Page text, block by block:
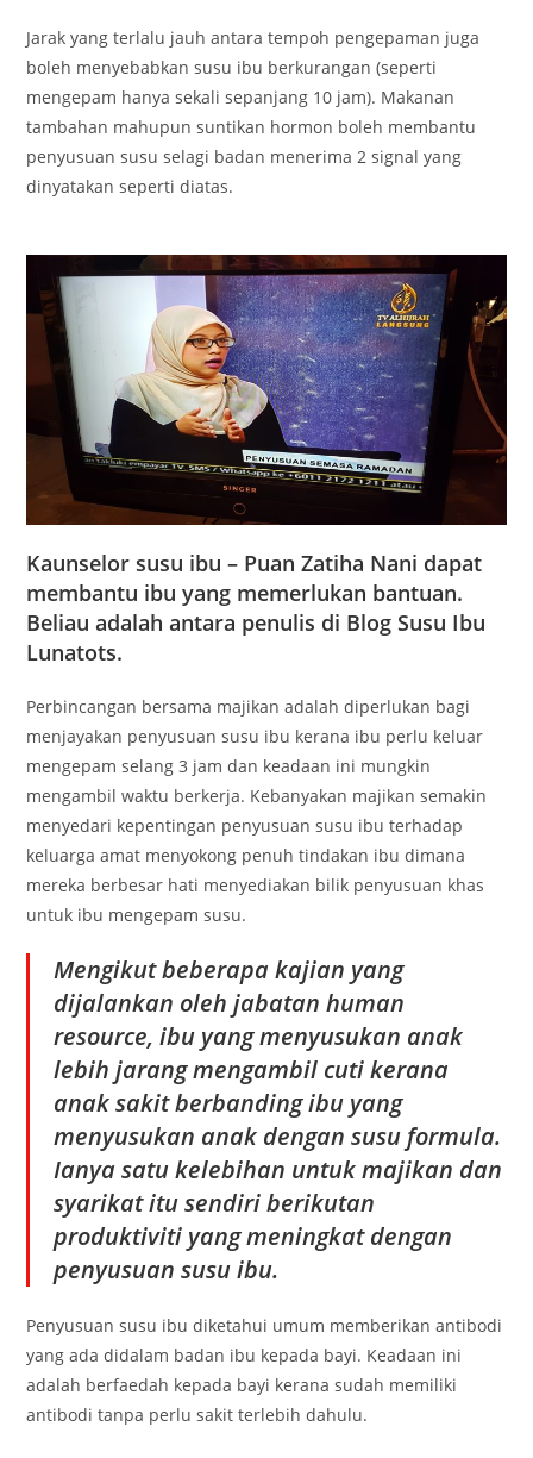
Jarak yang terlalu jauh antara tempoh pengepaman juga
boleh menyebabkan susu ibu berkurangan (seperti
mengepam hanya sekali sepanjang 10 jam). Makanan
tambahan mahupun suntikan hormon boleh membantu
penyusuan susu selagi badan menerima 2 signal yang
dinyatakan seperti diatas.
Kaunselor susu ibu – Puan Zatiha Nani dapat
membantu ibu yang memerlukan bantuan.
Beliau adalah antara penulis di Blog Susu Ibu
Lunatots.
Perbincangan bersama majikan adalah diperlukan bagi
menjayakan penyusuan susu ibu kerana ibu perlu keluar
mengepam selang 3 jam dan keadaan ini mungkin
mengambil waktu berkerja. Kebanyakan majikan semakin
menyedari kepentingan penyusuan susu ibu terhadap
keluarga amat menyokong penuh tindakan ibu dimana
mereka berbesar hati menyediakan bilik penyusuan khas
untuk ibu mengepam susu.
Mengikut beberapa kajian yang
dijalankan oleh jabatan human
resource, ibu yang menyusukan anak
lebih jarang mengambil cuti kerana
anak sakit berbanding ibu yang
menyusukan anak dengan susu formula.
Ianya satu kelebihan untuk majikan dan
syarikat itu sendiri berikutan
produktiviti yang meningkat dengan
penyusuan susu ibu.
Penyusuan susu ibu diketahui umum memberikan antibodi
yang ada didalam badan ibu kepada bayi. Keadaan ini
adalah berfaedah kepada bayi kerana sudah memiliki
antibodi tanpa perlu sakit terlebih dahulu.